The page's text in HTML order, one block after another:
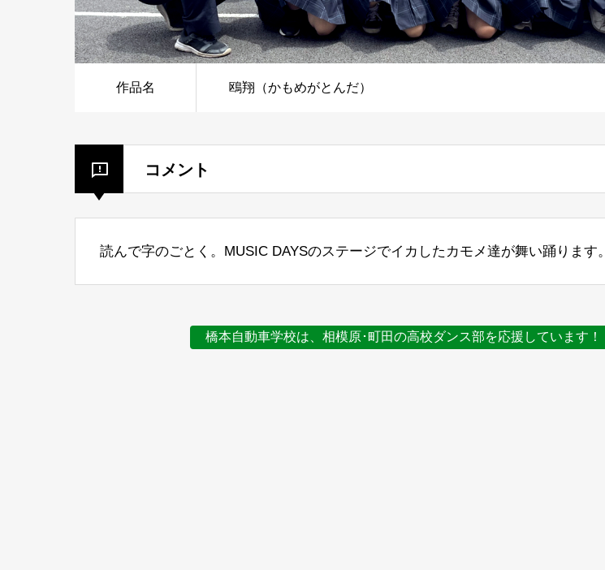
作品名 鴎翔（かもめがとんだ）
コメント
読んで字のごとく。MUSIC DAYSのステージでイカしたカモメ達が舞い踊ります。
橋本自動車学校は、相模原･町田の高校ダンス部を応援しています！